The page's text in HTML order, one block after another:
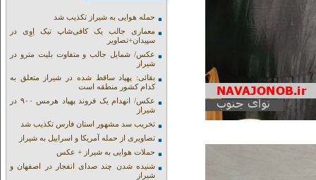
حمله هوایی به شیراز تکذیب شد
معماری جالب یک کافی‌شاپ تیک اِوِی در
سپیدان+تصاویر
عکس/ شمایل جالب و متفاوت بلیت مترو در
شیراز
بقائی: پهپاد ساقط شده در شیراز متعلق به
کدام کشور منطقه است
عکس/ انهدام یک فروند پهپاد هرمس ۹۰۰ در
شیراز
تخریب سد مشهور استان فارس تکذیب شد
تصاویری از حمله آمریکا و اسراییل به شیراز
حملات هوایی به شیراز + عکس
شنیده شدن چند صدای انفجار در اصفهان و
شیراز